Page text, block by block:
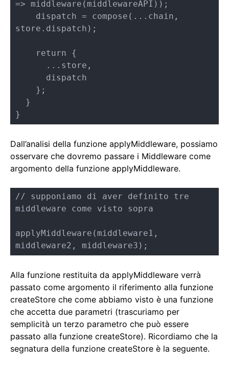
=> middleware(middlewareAPI));
store.dispatch);
}
Dall’analisi della funzione applyMiddleware, possiamo
osservare che dovremo passare i Middleware come
argomento della funzione applyMiddleware.
// supponiamo di aver definito tre
middleware come visto sopra
applyMiddleware(middleware1,
middleware2, middleware3);
Alla funzione restituita da applyMiddleware verrà
passato come argomento il riferimento alla funzione
createStore che come abbiamo visto è una funzione
che accetta due parametri (trascuriamo per
semplicità un terzo parametro che può essere
passato alla funzione createStore). Ricordiamo che la
segnatura della funzione createStore è la seguente.